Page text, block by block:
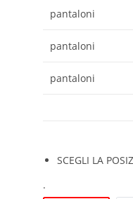
pantaloni
pantaloni
pantaloni
SCEGLI LA
.